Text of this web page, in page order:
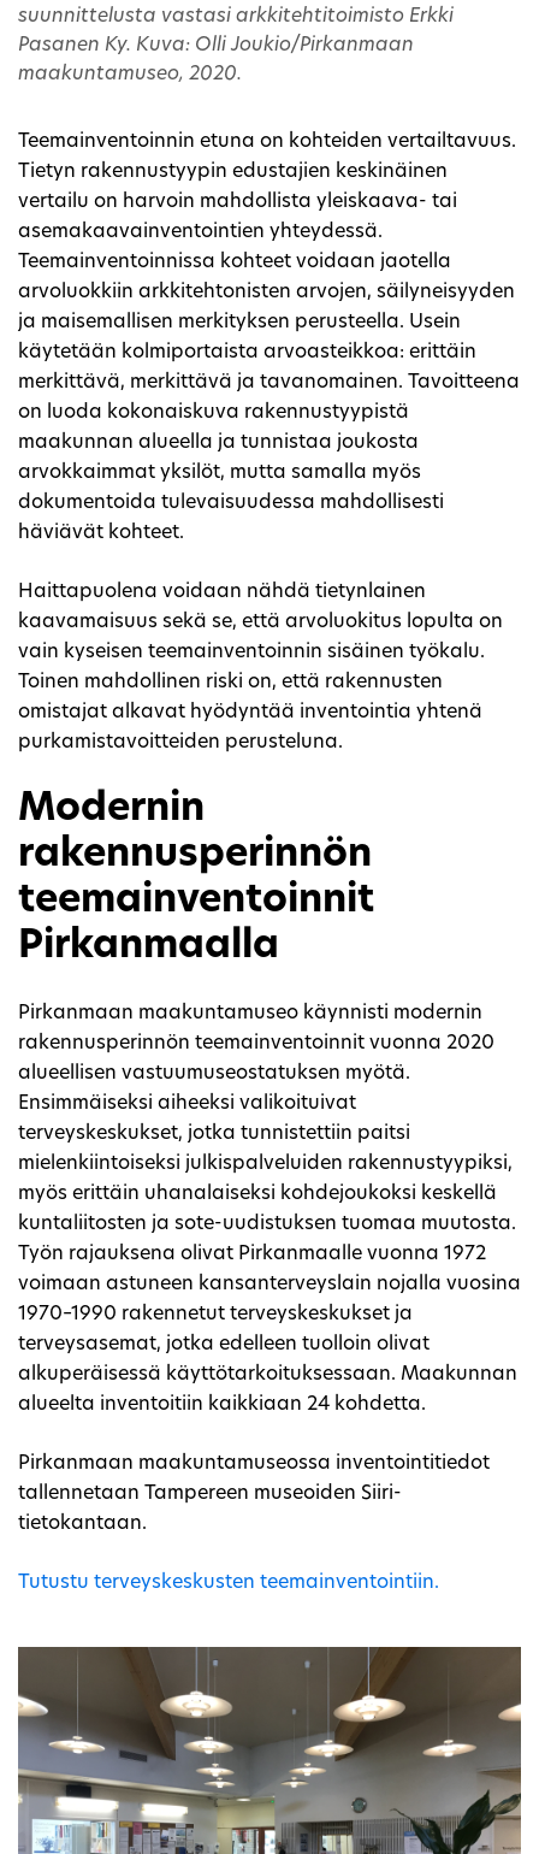
suunnittelusta vastasi arkkitehtitoimisto Erkki
Pasanen Ky. Kuva: Olli Joukio/Pirkanmaan
maakuntamuseo, 2020.
Teemainventoinnin etuna on kohteiden vertailtavuus.
Tietyn rakennustyypin edustajien keskinäinen
vertailu on harvoin mahdollista yleiskaava- tai
asemakaavainventointien yhteydessä.
Teemainventoinnissa kohteet voidaan jaotella
arvoluokkiin arkkitehtonisten arvojen, säilyneisyyden
ja maisemallisen merkityksen perusteella. Usein
käytetään kolmiportaista arvoasteikkoa: erittäin
merkittävä, merkittävä ja tavanomainen. Tavoitteena
on luoda kokonaiskuva rakennustyypistä
maakunnan alueella ja tunnistaa joukosta
arvokkaimmat yksilöt, mutta samalla myös
dokumentoida tulevaisuudessa mahdollisesti
häviävät kohteet.
Haittapuolena voidaan nähdä tietynlainen
kaavamaisuus sekä se, että arvoluokitus lopulta on
vain kyseisen teemainventoinnin sisäinen työkalu.
Toinen mahdollinen riski on, että rakennusten
omistajat alkavat hyödyntää inventointia yhtenä
purkamistavoitteiden perusteluna.
Modernin
rakennusperinnön
teemainventoinnit
Pirkanmaalla
Pirkanmaan maakuntamuseo käynnisti modernin
rakennusperinnön teemainventoinnit vuonna 2020
alueellisen vastuumuseostatuksen myötä.
Ensimmäiseksi aiheeksi valikoituivat
terveyskeskukset, jotka tunnistettiin paitsi
mielenkiintoiseksi julkispalveluiden rakennustyypiksi,
myös erittäin uhanalaiseksi kohdejoukoksi keskellä
kuntaliitosten ja sote-uudistuksen tuomaa muutosta.
Työn rajauksena olivat Pirkanmaalle vuonna 1972
voimaan astuneen kansanterveyslain nojalla vuosina
1970–1990 rakennetut terveyskeskukset ja
terveysasemat, jotka edelleen tuolloin olivat
alkuperäisessä käyttötarkoituksessaan. Maakunnan
alueelta inventoitiin kaikkiaan 24 kohdetta.
Pirkanmaan maakuntamuseossa inventointitiedot
tallennetaan Tampereen museoiden Siiri-
tietokantaan.
Tutustu terveyskeskusten teemainventointiin.